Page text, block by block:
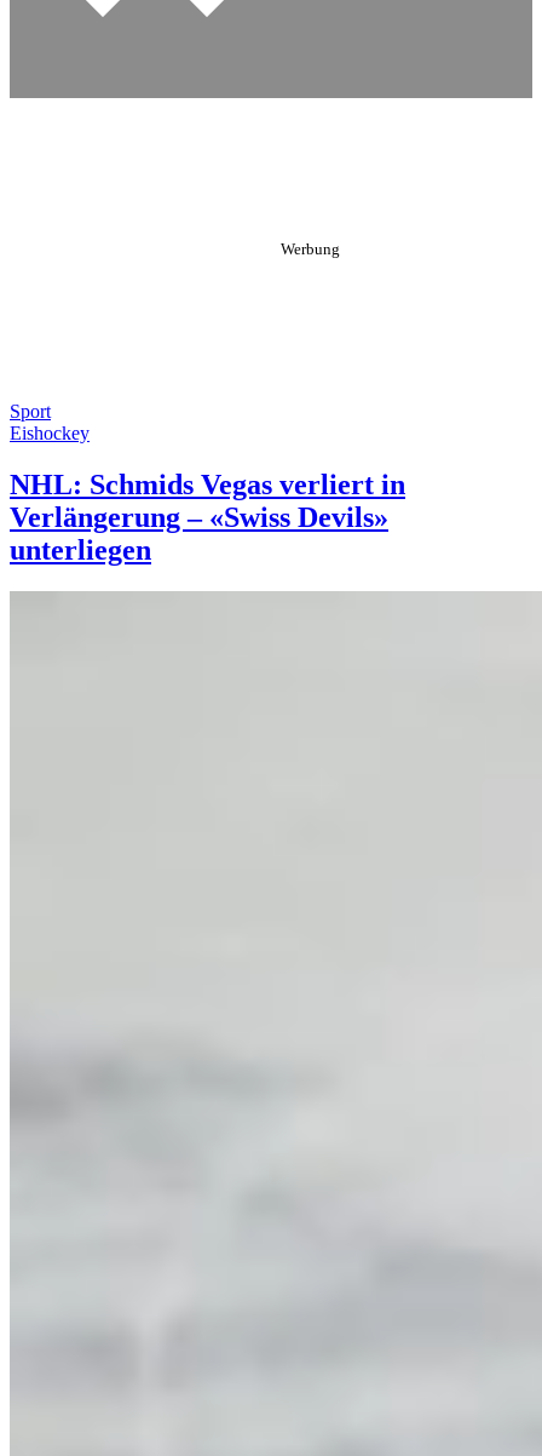
Sport
Eishockey
NHL: Schmids Vegas verliert in
Verlängerung – «Swiss Devils»
unterliegen